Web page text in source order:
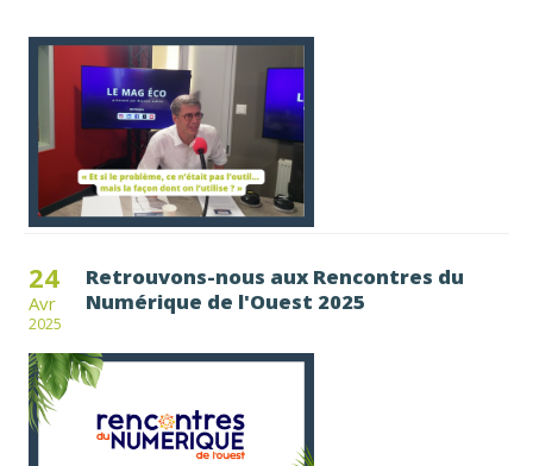
24
Avr
2025
Retrouvons-nous aux Rencontres du
Numérique de l'Ouest 2025